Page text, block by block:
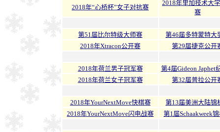
2018年“心桥杯”女子对抗赛
2018年里加技术大
赛
第51届比尔特级大师赛
第46届多特蒙特大
2018年Xtracon公开赛
第29届捷克公开
2018年荷兰男子冠军赛
第4届Gideon Japhet
2018年荷兰女子冠军赛
第32届普拉公开
2018年YourNextMove快棋赛
第13届美洲大陆锦
2018年YourNextMove闪电战赛
第1届Schaakweek